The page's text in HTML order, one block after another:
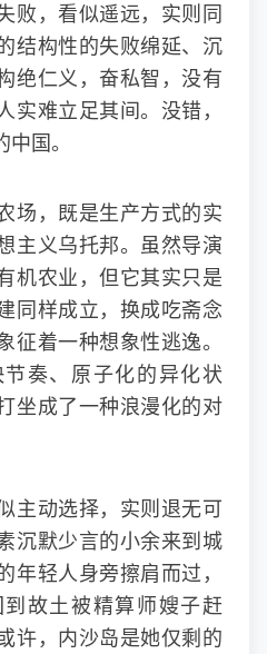
败，看似遥远，实则同
结构性的失败绵延、沉
绝仁义，奋私智，没有
实难立足其间。没错，
国。
场，既是生产方式的实
主义乌托邦。虽然导演
机农业，但它其实只是
同样成立，换成吃斋念
征着一种想象性逃逸。
奏、原子化的异化状
坐成了一种浪漫化的对
主动选择，实则退无可
沉默少言的小余来到城
年轻人身旁擦肩而过，
故土被精算师嫂子赶
许，内沙岛是她仅剩的